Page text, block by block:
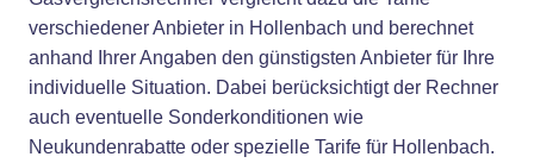
verschiedener Anbieter in Hollenbach und berechnet
anhand Ihrer Angaben den günstigsten Anbieter für Ihre
individuelle Situation. Dabei berücksichtigt der Rechner
auch eventuelle Sonderkonditionen wie
Neukundenrabatte oder spezielle Tarife für Hollenbach.